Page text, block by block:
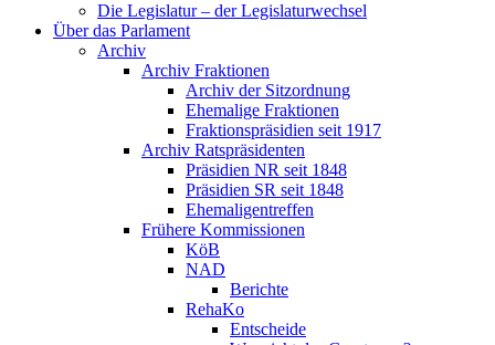
Die Legislatur – der Legislaturwechsel
Über das Parlament
Archiv
Archiv Fraktionen
Archiv der Sitzordnung
Ehemalige Fraktionen
Fraktionspräsidien seit 1917
Archiv Ratspräsidenten
Präsidien NR seit 1848
Präsidien SR seit 1848
Ehemaligentreffen
Frühere Kommissionen
KöB
NAD
Berichte
RehaKo
Entscheide